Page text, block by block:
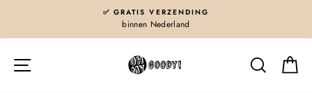
content
✅ GRATIS VERZENDING
binnen Nederland
Zoeken